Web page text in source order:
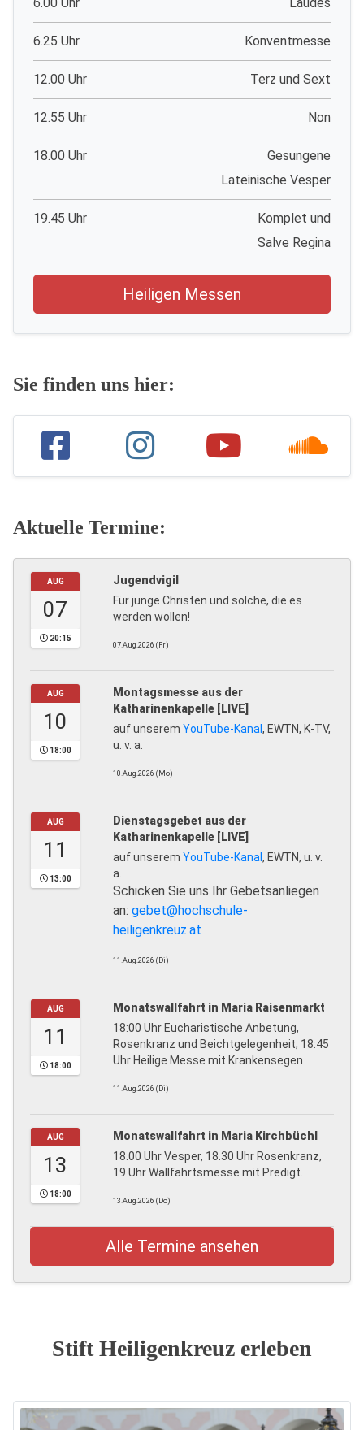
6.25 Uhr Konventmesse
12.00 Uhr Terz und Sext
12.55 Uhr Non
18.00 Uhr
Gesungene
Lateinische Vesper
19.45 Uhr
Komplet und
Salve Regina
Heiligen Messen
Sie finden uns hier:
Aktuelle Termine:
AUG
07
20:15
Jugendvigil
Für junge Christen und solche, die es
werden wollen!
07.Aug.2026 (Fr)
AUG
10
18:00
Montagsmesse aus der
Katharinenkapelle [LIVE]
auf unserem YouTube-Kanal, EWTN, K-TV,
u. v. a.
10.Aug.2026 (Mo)
AUG
11
13:00
Dienstagsgebet aus der
Katharinenkapelle [LIVE]
auf unserem YouTube-Kanal, EWTN, u. v.
a.
Schicken Sie uns Ihr Gebetsanliegen
an: gebet@hochschule-
heiligenkreuz.at
11.Aug.2026 (Di)
AUG
11
18:00
Monatswallfahrt in Maria Raisenmarkt
18:00 Uhr Eucharistische Anbetung,
Rosenkranz und Beichtgelegenheit; 18:45
Uhr Heilige Messe mit Krankensegen
11.Aug.2026 (Di)
AUG
13
18:00
Monatswallfahrt in Maria Kirchbüchl
18.00 Uhr Vesper, 18.30 Uhr Rosenkranz,
19 Uhr Wallfahrtsmesse mit Predigt.
13.Aug.2026 (Do)
Alle Termine ansehen
Stift Heiligenkreuz erleben